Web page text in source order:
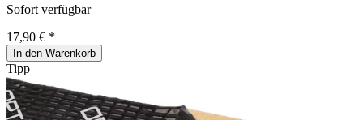
Sofort verfügbar
17,90 € *
In den Warenkorb
Tipp